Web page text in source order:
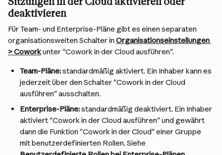
deaktivieren
Für Team- und Enterprise-Pläne gibt es einen separaten
organisationsweiten Schalter in Organisationseinstellungen
> Cowork unter "Cowork in der Cloud ausführen".
Team-Pläne: standardmäßig aktiviert. Ein Inhaber kann es
jederzeit über den Schalter "Cowork in der Cloud
ausführen" ausschalten.
Enterprise-Pläne: standardmäßig deaktiviert. Ein Inhaber
aktiviert "Cowork in der Cloud ausführen" und gewährt
dann die Funktion "Cowork in der Cloud" einer Gruppe
mit benutzerdefinierten Rollen. Siehe